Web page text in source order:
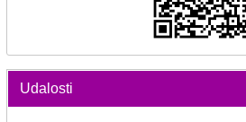
Udalosti